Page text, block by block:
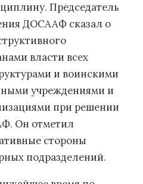
Председатель
ДОСААФ сказал о
власти всех
и воинскими
учреждениями и
при решении
Он отметил
стороны
подразделений.